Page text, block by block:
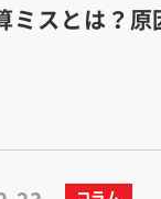
ミスとは？